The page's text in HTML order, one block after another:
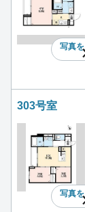
写真を
303号室
写真を